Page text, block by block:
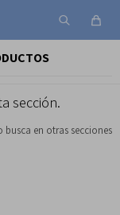
sección.
en otras secciones